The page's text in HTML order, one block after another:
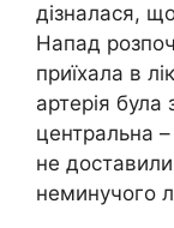
дізналася,
Напад
приїхала в
артерія
центральна
не
неминучого